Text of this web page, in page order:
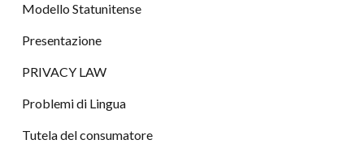
Modello Statunitense
Presentazione
PRIVACY LAW
Problemi di Lingua
Tutela del consumatore